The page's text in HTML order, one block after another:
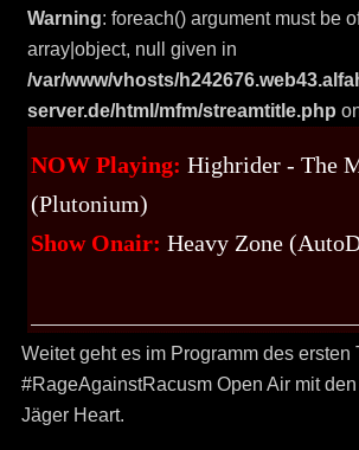
Warning: foreach() argument must be
array|object, null given in
/var/www/vhosts/
server.de/html/mfm/streamtitle.php
NOW Playing: Highrider - The
(Plutonium)
Show Onair: Heavy Zone
Weitet geht es im Programm des ersten
#RageAgainstRacusm Open Air mit
Jäger Heart.